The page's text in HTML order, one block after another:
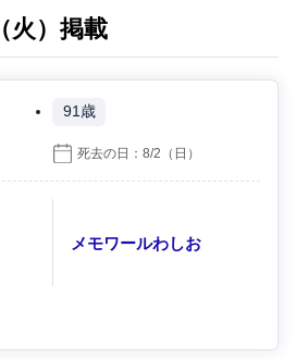
火）掲載
91歳
死去の日：8/2 （日）
メモワールわしお